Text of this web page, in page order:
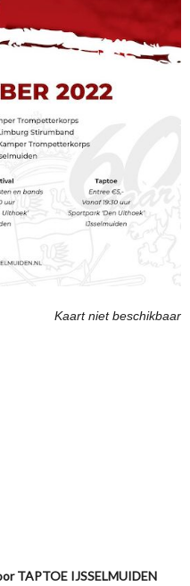
Kaart niet beschikbaar
TAPTOE IJSSELMUIDEN